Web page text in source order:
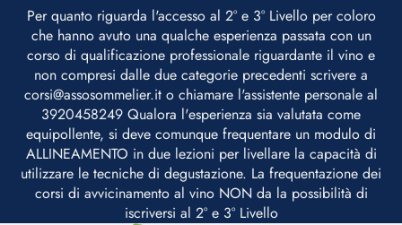
Per quanto riguarda l'accesso al 2° e 3° Livello per coloro
che hanno avuto una qualche esperienza passata con un
corso di qualificazione professionale riguardante il vino e
non compresi dalle due categorie precedenti scrivere a
corsi@assosommelier.it o chiamare l'assistente personale al
3920458249 Qualora l'esperienza sia valutata come
equipollente, si deve comunque frequentare un modulo di
ALLINEAMENTO in due lezioni per livellare la capacità di
utilizzare le tecniche di degustazione. La frequentazione dei
corsi di avvicinamento al vino NON da la possibilità di
iscriversi al 2° e 3° Livello